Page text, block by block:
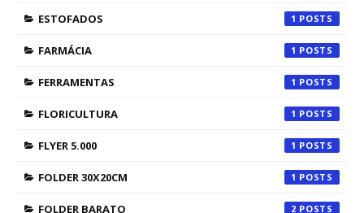
ESTOFADOS 1
FARMÁCIA 1
FERRAMENTAS 1
FLORICULTURA 1
FLYER 5.000 1
FOLDER 30X20CM 1
FOLDER BARATO 2